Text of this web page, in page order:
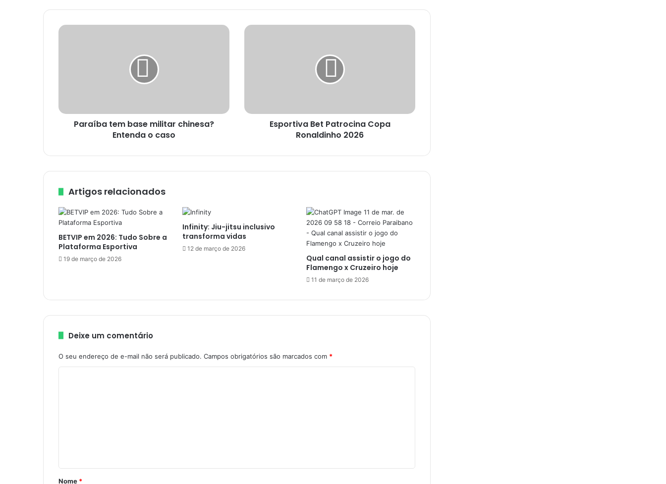
Paraíba
Paraíba tem base militar chinesa?
Entenda o caso
Esportiva
Esportiva Bet Patrocina Copa
Ronaldinho 2026
Artigos relacionados
BETVIP em 2026: Tudo Sobre a
Plataforma Esportiva
19 de março de 2026
Infinity: Jiu-jitsu inclusivo
transforma vidas
12 de março de 2026
Qual canal assistir o jogo do
Flamengo x Cruzeiro hoje
11 de março de 2026
Deixe um comentário
O seu endereço de e-mail não será publicado. Campos obrigatórios são marcados com *
rNome *